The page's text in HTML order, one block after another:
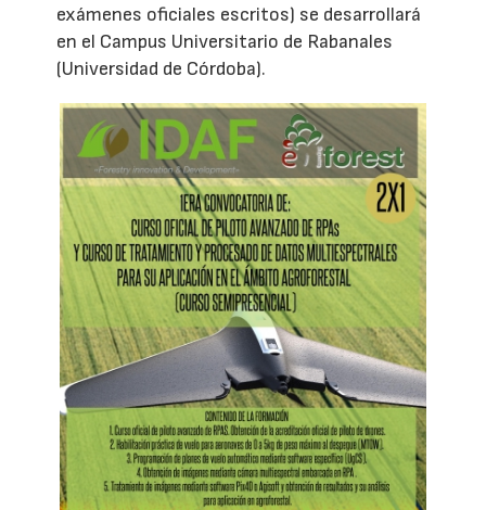
exámenes oficiales escritos) se desarrollará
en el Campus Universitario de Rabanales
(Universidad de Córdoba).